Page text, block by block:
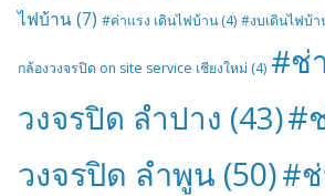
ไฟบ้าน(7) #ค่าแรง เดินไฟบ้าน (4) #งบเดินไฟบ้า
กล้องวงจรปิด on site service เชียงใหม่ (4) #ช่
วงจรปิด ลำปาง (43)#
วงจรปิด ลำพูน (50)#